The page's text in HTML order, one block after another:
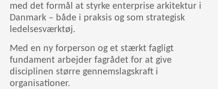
med det formål at styrke enterprise arkitektur i
Danmark – både i praksis og som strategisk
ledelsesværktøj.
Med en ny forperson og et stærkt fagligt
fundament arbejder fagrådet for at give
disciplinen større gennemslagskraft i
organisationer.